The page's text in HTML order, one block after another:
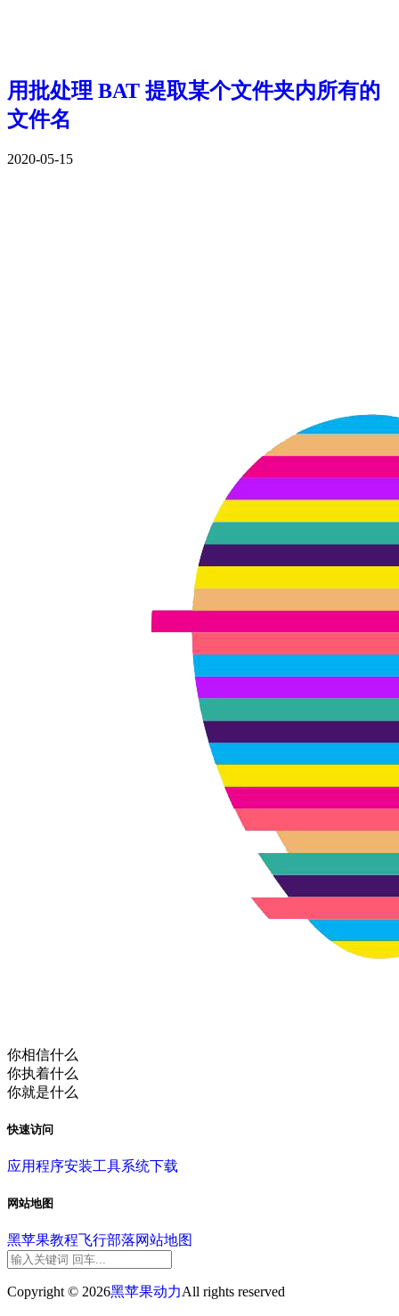
用批处理 BAT 提取某个文件夹内所有的
文件名
2020-05-15
你相信什么
你执着什么
你就是什么
快速访问
应用程序安装工具系统下载
网站地图
黑苹果教程飞行部落网站地图
Copyright © 2026黑苹果动力All rights reserved